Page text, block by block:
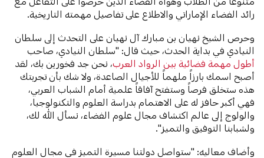
رائد الفضاء الإماراتي والاطلاع على تفاصيل مهمته التاريخية.
وحرص الشيخ نهيان بن مبارك آل نهيان على التحدث إلى سلطان
النيادي في بداية الحدث، حيث قال: "سلطان النيادي، صاحب
أطول مهمة فضائية بين الرواد العرب، نحن جد فخورين بك، لقد
أصبح اسمك بارزاً ملهماً للأجيال الصاعدة، ولا شك بأن تجربتك
هذه ستخلق فرصاً وستفتح آفاقاً علمية أمام الشباب العربي،
فهي أكبر حافز له على الاهتمام بدراسة العلوم والتكنولوجيا،
والولوج إلى عالم اكتشاف مجال علوم الفضاء، نسأل الله لك،
ولشبابنا التوفيق والتميز".
وأضاف معاليه: "ستواصل دولتنا مسيرة التميز في مجال العلوم